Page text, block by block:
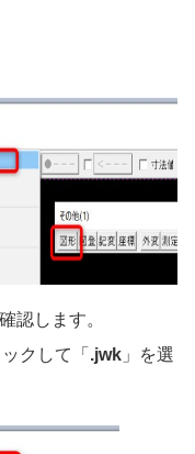
認します。
クして「 .jwk 」を選